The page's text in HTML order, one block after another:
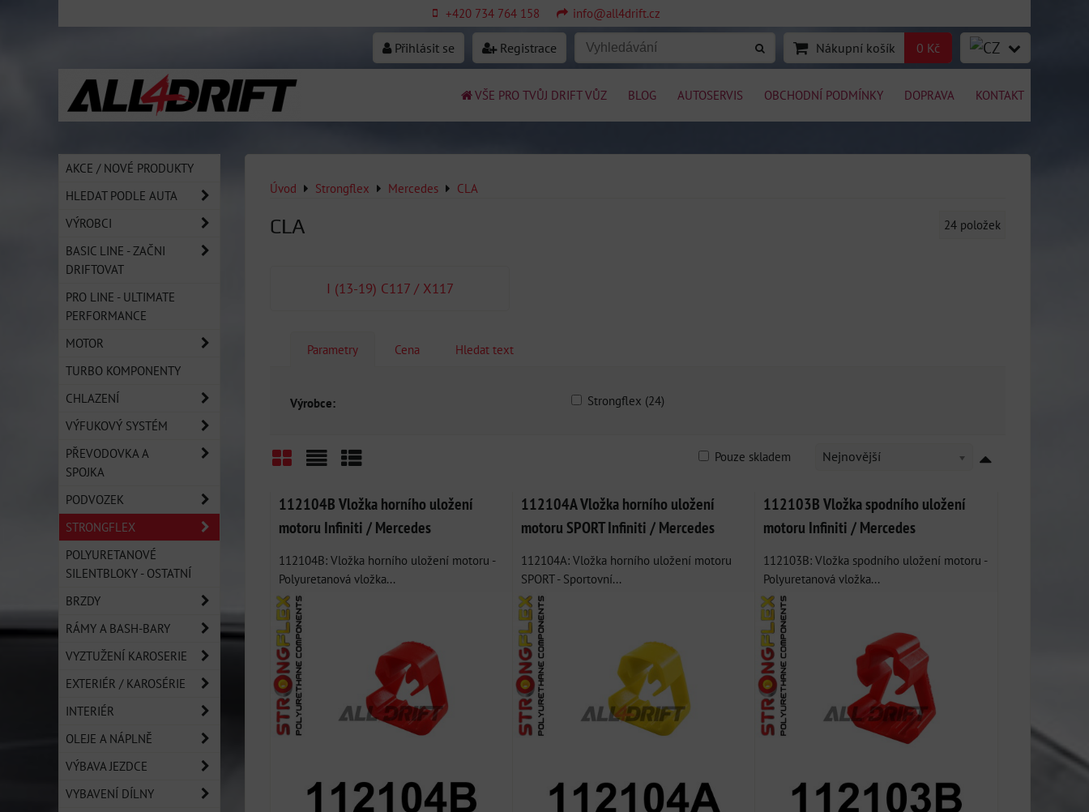
+420 734 764 158 info@all4drift.cz
Přihlásit se Registrace Nákupní košík 0 Kč
VŠE PRO TVŮJ DRIFT VŮZ BLOG AUTOSERVIS OBCHODNÍ PODMÍNKY DOPRAVA KONTAKT
Úvod Strongflex Mercedes CLA
CLA 24 položek
I (13-19) C117 / X117
Parametry Cena Hledat text
Výrobce: Strongflex (24)
Nejnovější
Pouze skladem
112104B Vložka horního uložení
motoru Infiniti / Mercedes
112104B: Vložka horního uložení motoru -
Polyuretanová vložka...
112104A Vložka horního uložení
motoru SPORT Infiniti / Mercedes
112104A: Vložka horního uložení motoru
SPORT - Sportovní...
112103B Vložka spodního uložení
motoru Infiniti / Mercedes
112103B: Vložka spodního uložení motoru -
Polyuretanová vložka...
AKCE / NOVÉ PRODUKTY
HLEDAT PODLE AUTA
VÝROBCI
BASIC LINE - ZAČNI
DRIFTOVAT
PRO LINE - ULTIMATE
PERFORMANCE
MOTOR
TURBO KOMPONENTY
CHLAZENÍ
VÝFUKOVÝ SYSTÉM
PŘEVODOVKA A
SPOJKA
PODVOZEK
STRONGFLEX
POLYURETANOVÉ
SILENTBLOKY - OSTATNÍ
BRZDY
RÁMY A BASH-BARY
VYZTUŽENÍ KAROSERIE
EXTERIÉR / KAROSÉRIE
INTERIÉR
OLEJE A NÁPLNĚ
VÝBAVA JEZDCE
VYBAVENÍ DÍLNY